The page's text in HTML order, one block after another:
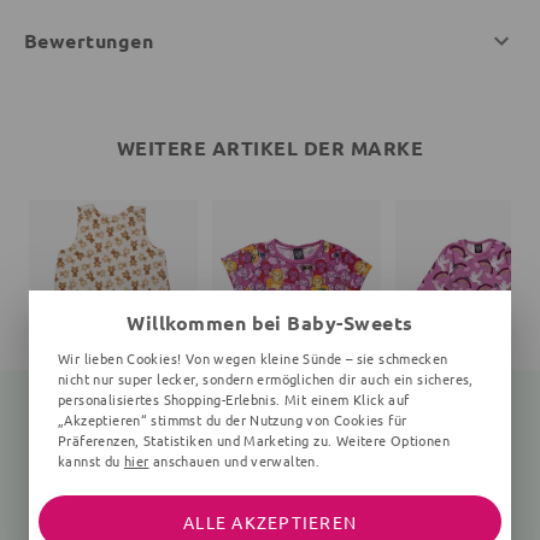
Bewertungen
WEITERE ARTIKEL DER MARKE
Schlafsack Bär Teddy
33,95 €
T-Shirt
26,95 €
Willkommen bei Baby-Sweets
Wir lieben Cookies! Von wegen kleine Sünde – sie schmecken
nicht nur super lecker, sondern ermöglichen dir auch ein sicheres,
personalisiertes Shopping-Erlebnis. Mit einem Klick auf
„Akzeptieren“ stimmst du der Nutzung von Cookies für
Präferenzen, Statistiken und Marketing zu. Weitere Optionen
kannst du hier anschauen und verwalten.
ALLE AKZEPTIEREN